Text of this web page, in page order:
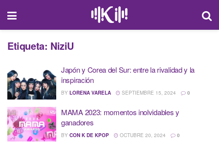
Etiqueta: NiziU
Japón y Corea del Sur: entre la rivalidad y la
inspiración
BY LORENA VARELA SEPTIEMBRE 15, 2024 0
MAMA 2023: momentos inolvidables y
ganadores
BY CON K DE KPOP OCTUBRE 20, 2024 0